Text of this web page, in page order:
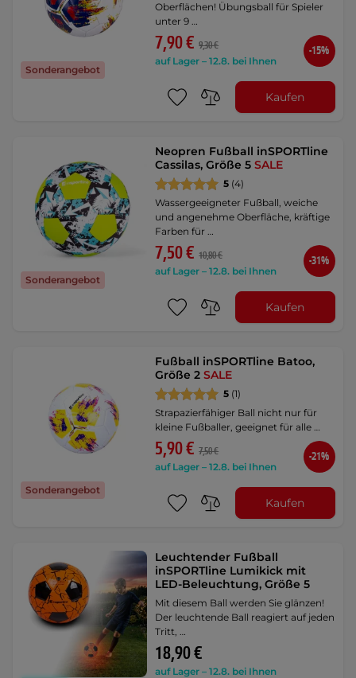
Sonderangebot
Oberflächen! Übungsball für Spieler
unter 9 …
7,90 € 9,30 €
auf Lager – 12.8. bei Ihnen
-15%
Kaufen
Sonderangebot
Neopren Fußball inSPORTline
Cassilas, Größe 5SALE
5 (4)
Wassergeeigneter Fußball, weiche
und angenehme Oberfläche, kräftige
Farben für …
7,50 € 10,80 €
auf Lager – 12.8. bei Ihnen
-31%
Kaufen
Sonderangebot
Fußball inSPORTline Batoo,
Größe 2SALE
5 (1)
Strapazierfähiger Ball nicht nur für
kleine Fußballer, geeignet für alle …
5,90 € 7,50 €
auf Lager – 12.8. bei Ihnen
-21%
Kaufen
Leuchtender Fußball
inSPORTline Lumikick mit
LED-Beleuchtung, Größe 5
Mit diesem Ball werden Sie glänzen!
Der leuchtende Ball reagiert auf jeden
Tritt, …
18,90 €
auf Lager – 12.8. bei Ihnen